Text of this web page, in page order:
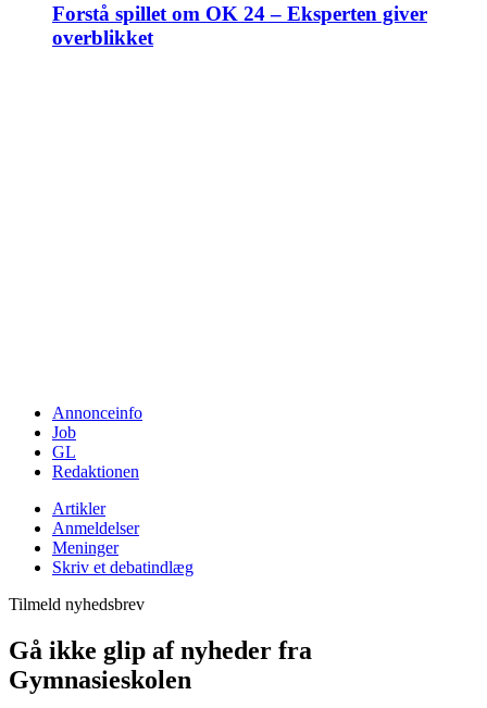
Forstå spillet om OK 24 – Eksperten giver
overblikket
Annonceinfo
Job
GL
Redaktionen
Artikler
Anmeldelser
Meninger
Skriv et debatindlæg
Tilmeld nyhedsbrev
Gå ikke glip af nyheder fra
Gymnasieskolen